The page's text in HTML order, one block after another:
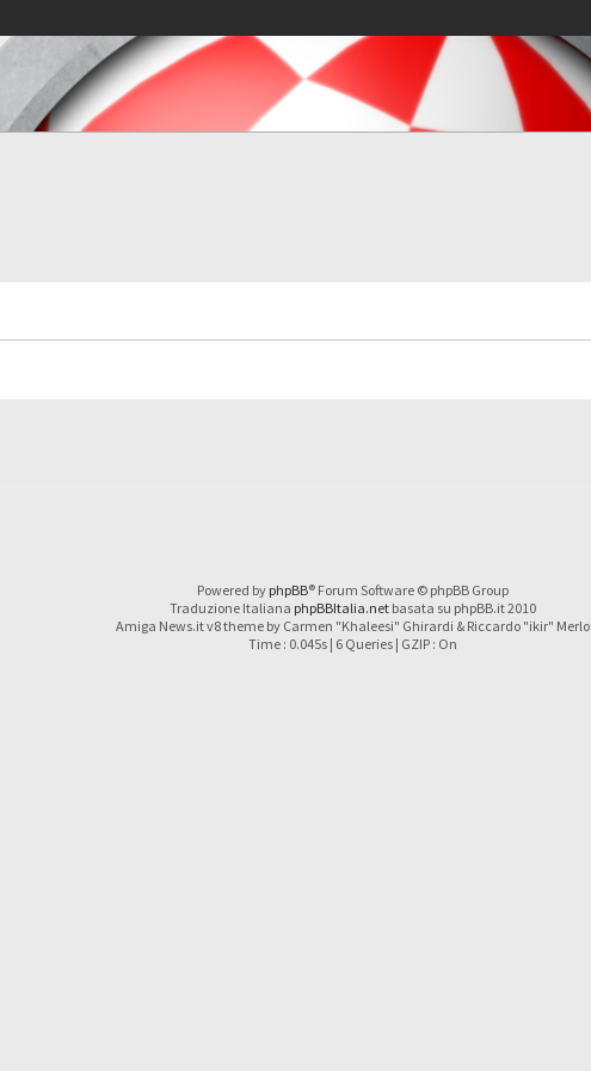
Powered by phpBB® Forum Software © phpBB Group
Traduzione Italiana phpBBItalia.netbasata su phpBB.it 2010
Amiga News.it v8 theme by Carmen "Khaleesi" Ghirardi & Riccardo "ikir" Merlo
Time : 0.045s | 6 Queries | GZIP : On